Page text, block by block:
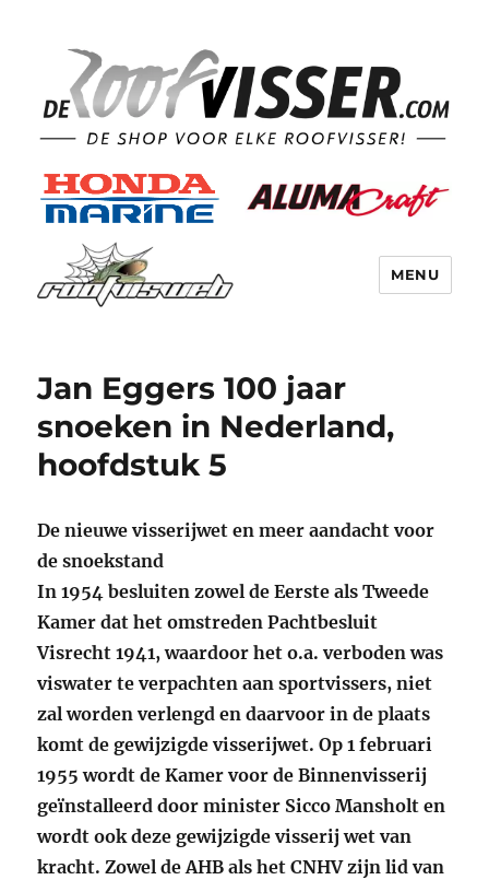
MENU
Jan Eggers 100 jaar
snoeken in Nederland,
hoofdstuk 5
De nieuwe visserijwet en meer aandacht voor
de snoekstand
In 1954 besluiten zowel de Eerste als Tweede
Kamer dat het omstreden Pachtbesluit
Visrecht 1941, waardoor het o.a. verboden was
viswater te verpachten aan sportvissers, niet
zal worden verlengd en daarvoor in de plaats
komt de gewijzigde visserijwet. Op 1 februari
1955 wordt de Kamer voor de Binnenvisserij
geïnstalleerd door minister Sicco Mansholt en
wordt ook deze gewijzigde visserij wet van
kracht. Zowel de AHB als het CNHV zijn lid van